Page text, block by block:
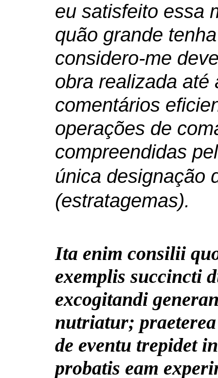
eu satisfeito essa
quão grande
considero-me
obra realizada até
comentários
operações de
compreendidas
única designação
(estratagemas).
Ita enim consilii
exemplis succincti
excogitandi
nutriatur;
de eventu trepidet
probatis eam